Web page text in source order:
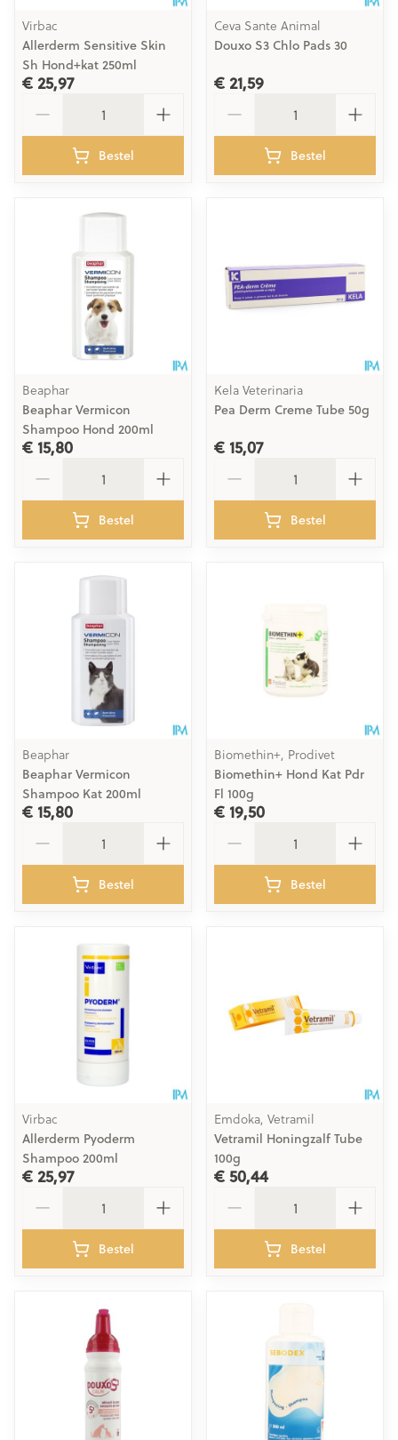
Virbac
Allerderm Sensitive Skin
Sh Hond+kat 250ml
€ 25,97
Bestel
Ceva Sante Animal
Douxo S3 Chlo Pads 30
€ 21,59
Bestel
Beaphar
Beaphar Vermicon
Shampoo Hond 200ml
€ 15,80
Bestel
Kela Veterinaria
Pea Derm Creme Tube 50g
€ 15,07
Bestel
Beaphar
Beaphar Vermicon
Shampoo Kat 200ml
€ 15,80
Bestel
Biomethin+, Prodivet
Biomethin+ Hond Kat Pdr
Fl 100g
€ 19,50
Bestel
Virbac
Allerderm Pyoderm
Shampoo 200ml
€ 25,97
Bestel
Emdoka, Vetramil
Vetramil Honingzalf Tube
100g
€ 50,44
Bestel